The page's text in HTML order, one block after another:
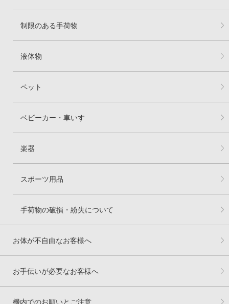
制限のある手荷物
液体物
ペット
ベビーカー・車いす
楽器
スポーツ用品
手荷物の破損・紛失について
お体が不自由なお客様へ
お手伝いが必要なお客様へ
機内でのお願いとご注意